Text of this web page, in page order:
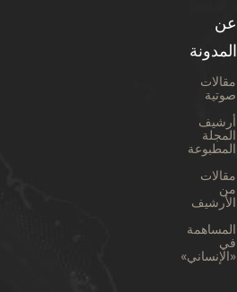
عن
المدونة
مقالات
صوتية
أرشيف
المجلة
المطبوعة
مقالات
من
الأرشيف
المساهمة
في
«الإنساني»